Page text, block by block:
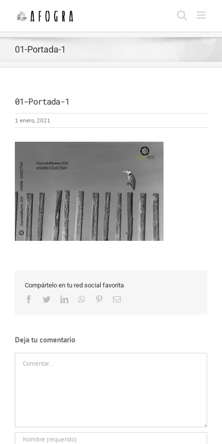
contenido
01-Portada-1
01-Portada-1
1 enero, 2021
Compártelo en tu red social favorita
Facebook
TwitterLinkedInWhatsApp
PinterestCorreo
Deja tu comentario